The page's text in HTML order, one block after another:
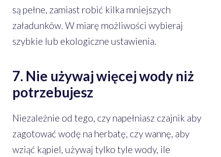
są pełne, zamiast robić kilka mniejszych
załadunków. W miarę możliwości wybieraj
szybkie lub ekologiczne ustawienia.
7. Nie używaj więcej wody niż
potrzebujesz
Niezależnie od tego, czy napełniasz czajnik aby
zagotować wodę na herbatę, czy wannę, aby
wziąć kąpiel, używaj tylko tyle wody, ile